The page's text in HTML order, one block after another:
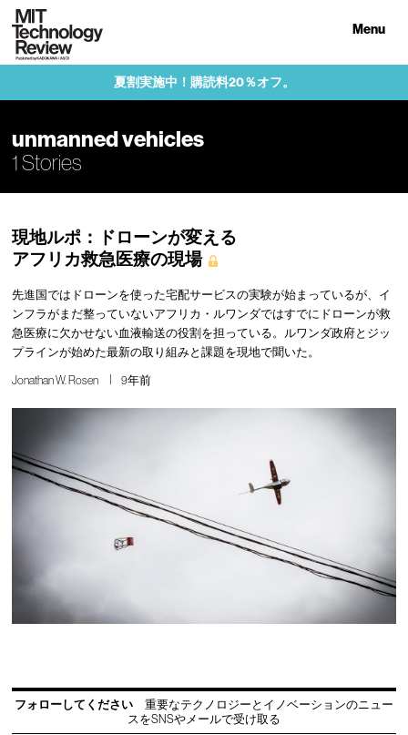
Menu
夏割実施中！購読料20％オフ。
unmanned vehicles
1 Stories
現地ルポ：ドローンが変える
アフリカ救急医療の現場
先進国ではドローンを使った宅配サービスの実験が始まっているが、イ
ンフラがまだ整っていないアフリカ・ルワンダではすでにドローンが救
急医療に欠かせない血液輸送の役割を担っている。ルワンダ政府とジッ
プラインが始めた最新の取り組みと課題を現地で聞いた。
Jonathan W. Rosen 9年前
フォローしてください
重要なテクノロジーとイノベーションのニュー
スをSNSやメールで受け取る